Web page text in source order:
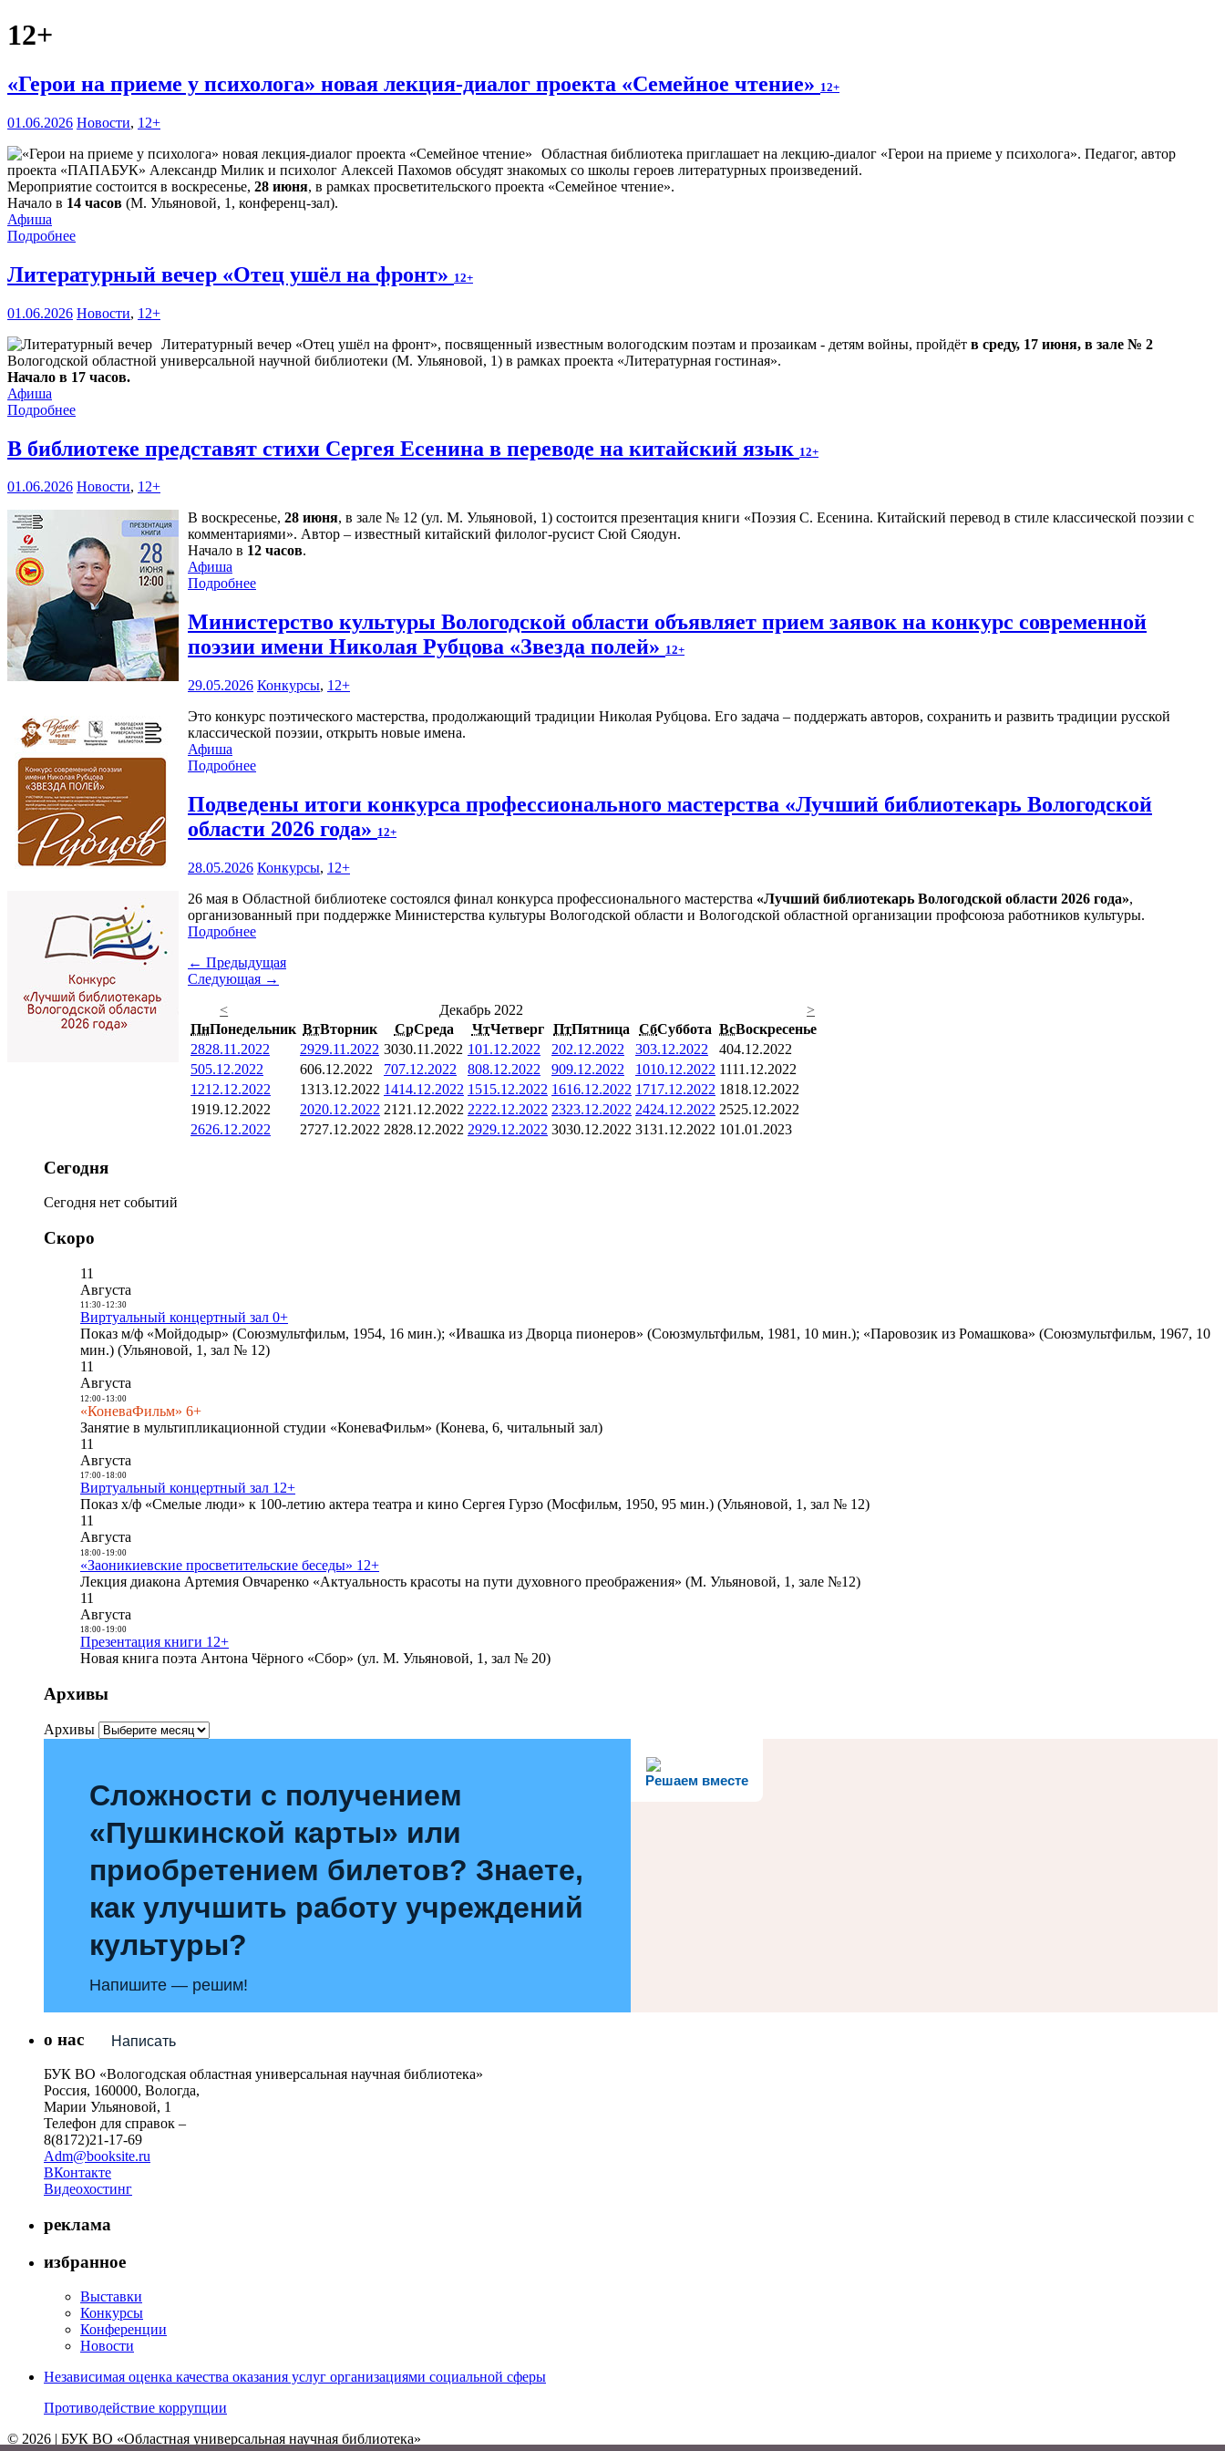
12+
«Герои на приеме у психолога» новая лекция-диалог проекта «Семейное чтение» 12+
01.06.2026 Новости, 12+
Областная библиотека приглашает на лекцию-диалог «Герои на приеме у психолога». Педагог, автор
проекта «ПАПАБУК» Александр Милик и психолог Алексей Пахомов обсудят знакомых со школы героев литературных произведений.
Мероприятие состоится в воскресенье, 28 июня, в рамках просветительского проекта «Семейное чтение».
Начало в 14 часов (М. Ульяновой, 1, конференц-зал).
Афиша
Подробнее
Литературный вечер «Отец ушёл на фронт» 12+
01.06.2026 Новости, 12+
Литературный вечер «Отец ушёл на фронт», посвященный известным вологодским поэтам и прозаикам - детям войны, пройдёт в среду, 17 июня, в зале № 2
Вологодской областной универсальной научной библиотеки (М. Ульяновой, 1) в рамках проекта «Литературная гостиная».
Начало в 17 часов.
Афиша
Подробнее
В библиотеке представят стихи Сергея Есенина в переводе на китайский язык 12+
01.06.2026 Новости, 12+
В воскресенье, 28 июня, в зале № 12 (ул. М. Ульяновой, 1) состоится презентация книги «Поэзия С. Есенина. Китайский перевод в стиле классической поэзии с
комментариями». Автор – известный китайский филолог-русист Сюй Сяодун.
Начало в 12 часов.
Афиша
Подробнее
Министерство культуры Вологодской области объявляет прием заявок на конкурс современной
поэзии имени Николая Рубцова «Звезда полей» 12+
29.05.2026 Конкурсы, 12+
Это конкурс поэтического мастерства, продолжающий традиции Николая Рубцова. Его задача – поддержать авторов, сохранить и развить традиции русской
классической поэзии, открыть новые имена.
Афиша
Подробнее
Подведены итоги конкурса профессионального мастерства «Лучший библиотекарь Вологодской
области 2026 года» 12+
28.05.2026 Конкурсы, 12+
26 мая в Областной библиотеке состоялся финал конкурса профессионального мастерства «Лучший библиотекарь Вологодской области 2026 года»,
организованный при поддержке Министерства культуры Вологодской области и Вологодской областной организации профсоюза работников культуры.
Подробнее
← Предыдущая
Следующая →
<
Декабрь 2022
>
ПнПонедельник ВтВторник СрСреда ЧтЧетверг ПтПятница СбСуббота ВсВоскресенье
2828.11.2022 2929.11.2022 3030.11.2022 101.12.2022 202.12.2022 303.12.2022 404.12.2022
505.12.2022 606.12.2022 707.12.2022 808.12.2022 909.12.2022 1010.12.2022 1111.12.2022
1212.12.2022 1313.12.2022 1414.12.2022 1515.12.2022 1616.12.2022 1717.12.2022 1818.12.2022
1919.12.2022 2020.12.2022 21 21.12.2022 2222.12.2022 2323.12.2022 2424.12.2022 2525.12.2022
2626.12.2022 2727.12.2022 2828.12.2022 2929.12.2022 3030.12.2022 3131.12.2022 101.01.2023
Сегодня
Сегодня нет событий
Скоро
11
Августа
11:30- 12:30
Виртуальный концертный зал 0+
Показ м/ф «Мойдодыр» (Союзмультфильм, 1954, 16 мин.); «Ивашка из Дворца пионеров» (Союзмультфильм, 1981, 10 мин.); «Паровозик из Ромашкова» (Союзмультфильм, 1967, 10
мин.) (Ульяновой, 1, зал № 12)
11
Августа
12:00- 13:00
«КоневаФильм» 6+
Занятие в мультипликационной студии «КоневаФильм» (Конева, 6, читальный зал)
11
Августа
17:00- 18:00
Виртуальный концертный зал 12+
Показ х/ф «Смелые люди» к 100-летию актера театра и кино Сергея Гурзо (Мосфильм, 1950, 95 мин.) (Ульяновой, 1, зал № 12)
11
Августа
18:00- 19:00
«Заоникиевские просветительские беседы» 12+
Лекция диакона Артемия Овчаренко «Актуальность красоты на пути духовного преображения» (М. Ульяновой, 1, зале №12)
11
Августа
18:00- 19:00
Презентация книги 12+
Новая книга поэта Антона Чёрного «Сбор» (ул. М. Ульяновой, 1, зал № 20)
Архивы
Архивы
Решаем вместе
Сложности с получением
«Пушкинской карты» или
приобретением билетов? Знаете,
как улучшить работу учреждений
культуры?
Напишите — решим!
Написать
о нас
БУК ВО «Вологодская областная универсальная научная библиотека»
Россия, 160000, Вологда,
Марии Ульяновой, 1
Телефон для справок –
8(8172)21-17-69
Adm@booksite.ru
ВКонтакте
Видеохостинг
реклама
избранное
Выставки
Конкурсы
Конференции
Новости
Независимая оценка качества оказания услуг организациями социальной сферы
Противодействие коррупции
© 2026 | БУК ВО «Областная универсальная научная библиотека»